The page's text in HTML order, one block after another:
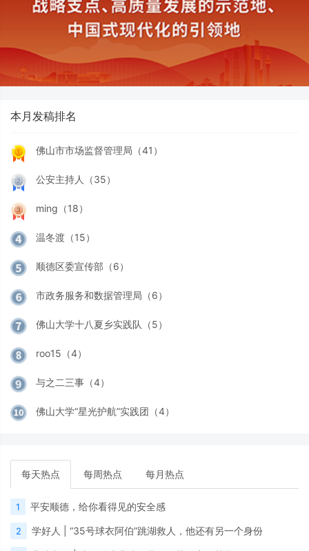
本月发稿排名
佛山市市场监督管理局（41）
公安主持人（35）
ming（18）
温冬渡（15）
顺德区委宣传部（6）
市政务服务和数据管理局（6）
佛山大学十八夏乡实践队（5）
roo15（4）
与之二三事（4）
佛山大学“星光护航”实践团（4）
每天热点 每周热点 每月热点
1 平安顺德，给你看得见的安全感
2 学好人 | “35号球衣阿伯”跳湖救人，他还有另一个身份